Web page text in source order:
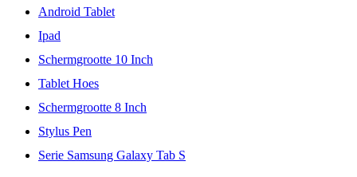
Android Tablet
Ipad
Schermgrootte 10 Inch
Tablet Hoes
Schermgrootte 8 Inch
Stylus Pen
Serie Samsung Galaxy Tab S